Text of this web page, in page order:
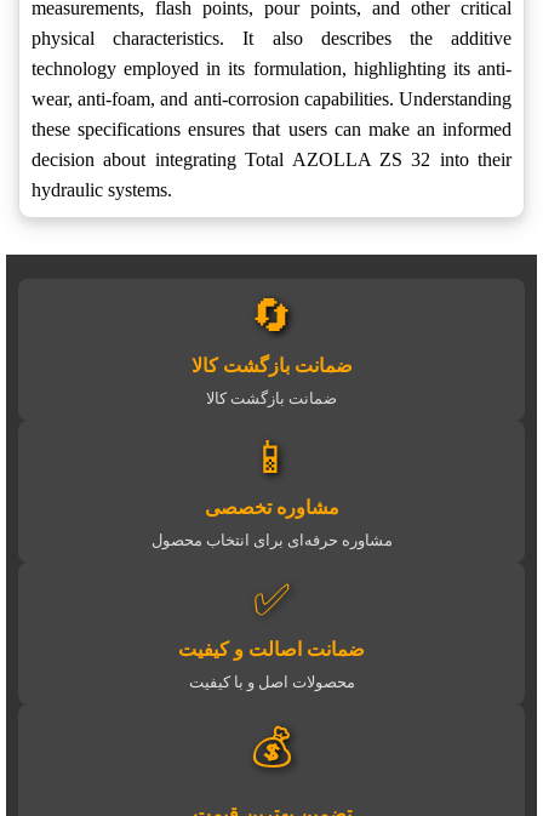
measurements, flash points, pour points, and other critical
physical characteristics. It also describes the additive
technology employed in its formulation, highlighting its anti-
wear, anti-foam, and anti-corrosion capabilities. Understanding
these specifications ensures that users can make an informed
decision about integrating Total AZOLLA ZS 32 into their
hydraulic systems.
🔄
ضمانت بازگشت کالا
ضمانت بازگشت کالا
📱
مشاوره تخصصی
مشاوره حرفه‌ای برای انتخاب محصول
✅
ضمانت اصالت و کیفیت
محصولات اصل و با کیفیت
💰